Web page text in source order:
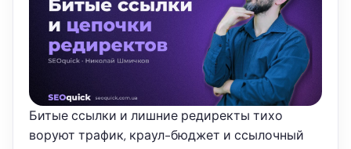
Битые ссылки и лишние редиректы тихо
воруют трафик, краул-бюджет и ссылочный